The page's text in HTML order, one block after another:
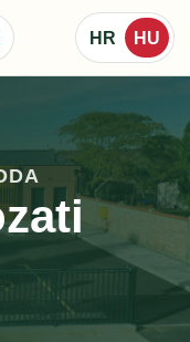
HR HU